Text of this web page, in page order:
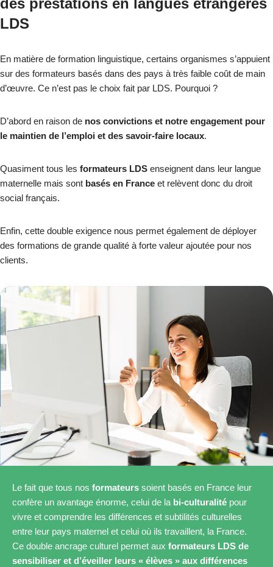
des prestations en langues étrangères
LDS
En matière de formation linguistique, certains organismes s’appuient
sur des formateurs basés dans des pays à très faible coût de main
d’œuvre. Ce n’est pas le choix fait par LDS. Pourquoi ?
D’abord en raison de nos convictions et notre engagement pour
le maintien de l’emploi et des savoir-faire locaux.
Quasiment tous les formateurs LDS enseignent dans leur langue
maternelle mais sont basés en France et relèvent donc du droit
social français.
Enfin, cette double exigence nous permet également de déployer
des formations de grande qualité à forte valeur ajoutée pour nos
clients.
Le fait que tous nos formateurs soient basés en France leur
confère un avantage énorme, celui de la bi-culturalité pour
vivre et comprendre les différences et subtilités culturelles
entre leur pays maternel et celui où ils travaillent, la France.
Ce double ancrage culturel permet aux formateurs LDS de
sensibiliser et d’éveiller leurs « élèves » aux différences